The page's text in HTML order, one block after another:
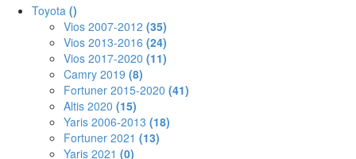
Toyota ()
Vios 2007-2012 (35)
Vios 2013-2016 (24)
Vios 2017-2020 (11)
Camry 2019 (8)
Fortuner 2015-2020 (41)
Altis 2020 (15)
Yaris 2006-2013 (18)
Fortuner 2021 (13)
Yaris 2021 (0)